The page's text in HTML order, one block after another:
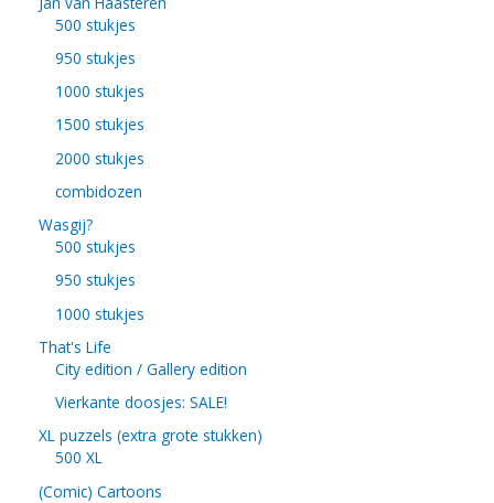
500 stukjes
950 stukjes
1000 stukjes
1500 stukjes
2000 stukjes
combidozen
Wasgij?
500 stukjes
950 stukjes
1000 stukjes
That's Life
City edition / Gallery edition
Vierkante doosjes: SALE!
XL puzzels (extra grote stukken)
500 XL
(Comic) Cartoons